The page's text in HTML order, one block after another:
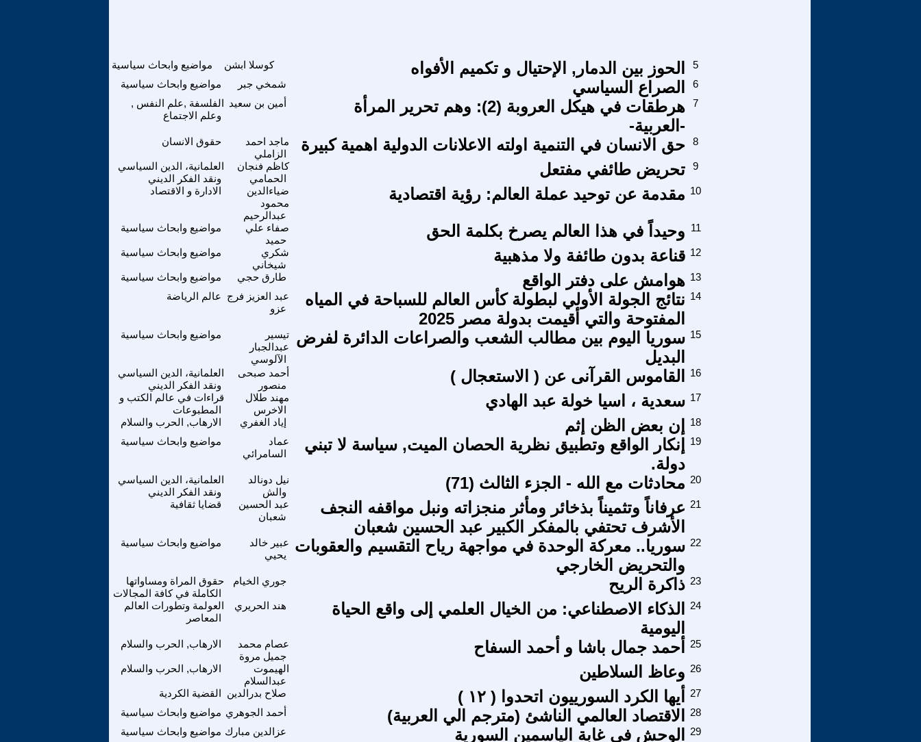
مواضيع وابحاث سياسية كوسلا ابشن الحوز بين الدمار, الإحتيال و تكميم الأفواه
5
مواضيع وابحاث سياسية
شمخي جبر الصراع السياسي
6
الفلسفة ,علم النفس ,
وعلم الاجتماع
أمين بن سعيد
هرطقات في هيكل العروبة (2): وهم تحرير المرأة
-العربية-
7
حقوق الانسان
ماجد احمد
الزاملي
حق الانسان في التنمية اولته الاعلانات الدولية اهمية كبيرة 8
العلمانية، الدين السياسي
ونقد الفكر الديني
كاظم فنجان
الحمامي
تحريض طائفي مفتعل 9
الادارة و الاقتصاد
ضياءالدين
محمود
عبدالرحيم
مقدمة عن توحيد عملة العالم: رؤية اقتصادية 10
مواضيع وابحاث سياسية
صفاء علي
حميد
وحيداً في هذا العالم يصرخ بكلمة الحق 11
مواضيع وابحاث سياسية
شكري
شيخاني
قناعة بدون طائفة ولا مذهبية 12
مواضيع وابحاث سياسية طارق حجي هوامش على دفتر الواقع 13
عالم الرياضة عبد العزيز فرج
عزو
نتائج الجولة الأولي لبطولة كأس العالم للسباحة في المياه
المفتوحة والتي أقيمت بدولة مصر 2025
14
مواضيع وابحاث سياسية
تيسير
عبدالجبار
الآلوسي
سوريا اليوم بين مطالب الشعب والصراعات الدائرة لفرض
البديل
15
العلمانية، الدين السياسي
ونقد الفكر الديني
أحمد صبحى
منصور
القاموس القرآنى عن ( الاستعجال ) 16
قراءات في عالم الكتب و
المطبوعات
مهند طلال
الاخرس
سعدية ، اسيا خولة عبد الهادي 17
الارهاب, الحرب والسلام إياد الغفري إن بعض الظن إثم
18
مواضيع وابحاث سياسية
عماد
السامرائي
إنكار الواقع وتطبيق نظرية الحصان الميت, سياسة لا تبني
دولة.
19
العلمانية، الدين السياسي
ونقد الفكر الديني
نيل دونالد
والش
محادثات مع الله - الجزء الثالث (71) 20
قضايا ثقافية
عبد الحسين
شعبان
عرفاناً وتثميناً بذخائر ومأثر منجزاته ونبل مواقفه النجف
الأشرف تحتفي بالمفكر الكبير عبد الحسين شعبان
21
مواضيع وابحاث سياسية
عبير خالد
يحيي
سوريا.. معركة الوحدة في مواجهة رياح التقسيم والعقوبات
والتحريض الخارجي
22
حقوق المراة ومساواتها
الكاملة في كافة المجالات
جوري الخيام ذاكرة الريح 23
العولمة وتطورات العالم
المعاصر
هند الحريري
الذكاء الاصطناعي: من الخيال العلمي إلى واقع الحياة
اليومية
24
الارهاب, الحرب والسلام
عصام محمد
جميل مروة
أحمد جمال باشا و أحمد السفاح 25
الارهاب, الحرب والسلام
الهيموت
عبدالسلام
وعاظ السلاطين 26
القضية الكردية صلاح بدرالدين أيها الكرد السورييون اتحدوا ( ١٢ )
27
مواضيع وابحاث سياسية أحمد الجوهري الاقتصاد العالمي الناشئ (مترجم الي العربية)
28
مواضيع وابحاث سياسية عزالدين مبارك الوحش في غابة الياسمين السورية
29